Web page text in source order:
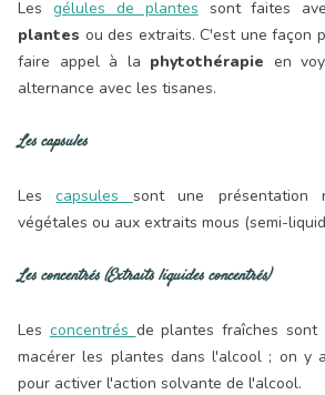
Les gélules de plantes sont faites
plantes ou des extraits. C'est une façon
faire appel à la phytothérapie en
alternance avec les tisanes.
Les capsules
Lescapsules sont une présentation
végétales ou aux extraits mous (semi-
Les concentrés (Extraits liquides concentrés)
Les concentrés de plantes fraîches sont
macérer les plantes dans l'alcool ; on y
pour activer l'action solvante de l'alcool.